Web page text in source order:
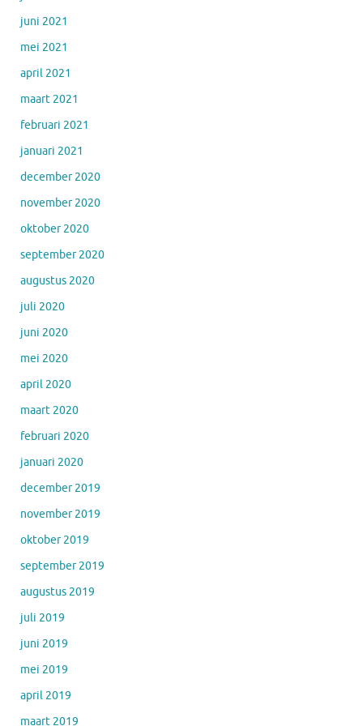
juni 2021
mei 2021
april 2021
maart 2021
februari 2021
januari 2021
december 2020
november 2020
oktober 2020
september 2020
augustus 2020
juli 2020
juni 2020
mei 2020
april 2020
maart 2020
februari 2020
januari 2020
december 2019
november 2019
oktober 2019
september 2019
augustus 2019
juli 2019
juni 2019
mei 2019
april 2019
maart 2019